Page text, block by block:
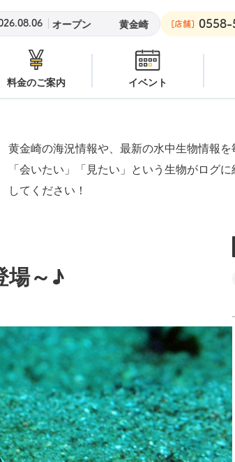
黄金崎ビーチ： オープン 安良里ボート：
[店舗] 0558-
料金のご案内 イベント
黄金崎の海況情報や、最新の水中生物情報を
「会いたい」「見たい」という生物がログ
してください！
場～♪